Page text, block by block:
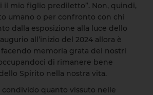
il mio figlio prediletto”. Non, quindi,
umano o per confronto con chi
dalla esposizione alla luce dello
all’inizio del 2024 allora è
memoria grata dei nostri
di rimanere bene
Spirito nella nostra vita.
condivido quanto vissuto nelle